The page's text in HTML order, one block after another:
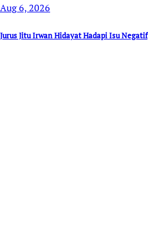
Aug 6, 2026
Jurus Jitu Irwan Hidayat Hadapi Isu Negatif